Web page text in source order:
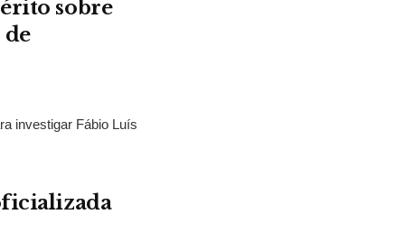
sobre
investigar Fábio Luís